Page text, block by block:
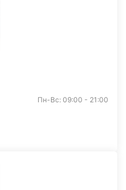
Пн-Вс: 09:00 - 21:00